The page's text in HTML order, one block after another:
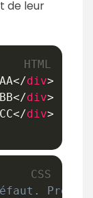
de leur
</div>
</div>
</div>
Prend